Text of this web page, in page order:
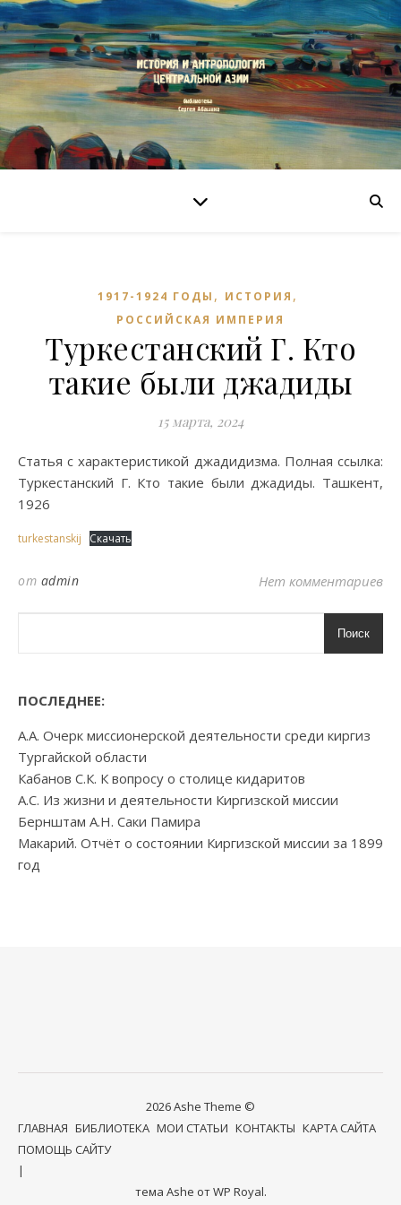
1917-1924 ГОДЫ , ИСТОРИЯ ,
РОССИЙСКАЯ ИМПЕРИЯ
Туркестанский Г. Кто
такие были джадиды
15 марта, 2024
Статья с характеристикой джадидизма. Полная ссылка:
Туркестанский Г. Кто такие были джадиды. Ташкент,
1926
turkestanskij Скачать
от admin Нет комментариев
Поиск
ПОСЛЕДНЕЕ:
А.А. Очерк миссионерской деятельности среди киргиз
Тургайской области
Кабанов С.К. К вопросу о столице кидаритов
А.С. Из жизни и деятельности Киргизской миссии
Бернштам А.Н. Саки Памира
Макарий. Отчёт о состоянии Киргизской миссии за 1899
год
2026 Ashe Theme ©
ГЛАВНАЯ БИБЛИОТЕКА МОИ СТАТЬИ КОНТАКТЫ КАРТА САЙТА
ПОМОЩЬ САЙТУ
тема Ashe отWP Royal.